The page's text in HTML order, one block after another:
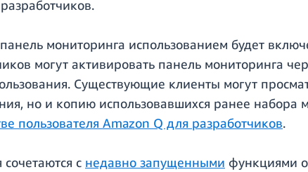
мониторинга использованием будет
могут активировать панель мониторинга
Существующие клиенты могут
но и копию использовавшихся ранее
пользователя Amazon Q для разработчиков.
с недавно запущенными функциями